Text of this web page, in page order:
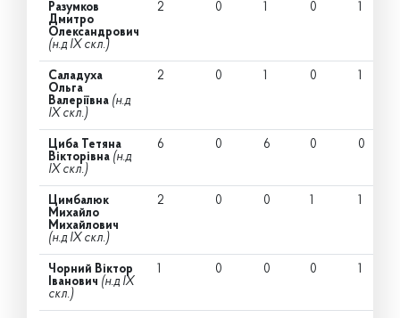
Разумков
Дмитро
Олександрович
(н.д IX скл.)
2 0 1 0 1
Саладуха
Ольга
Валеріївна (н.д
IX скл.)
2 0 1 0 1
Циба Тетяна
Вікторівна (н.д
IX скл.)
6 0 6 0 0
Цимбалюк
Михайло
Михайлович
(н.д IX скл.)
2 0 0 1 1
Чорний Віктор
Іванович (н.д IX
скл.)
1 0 0 0 1